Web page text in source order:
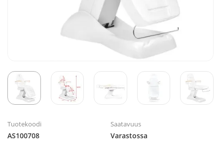
Tuotekoodi
AS100708
Saatavuus
Varastossa